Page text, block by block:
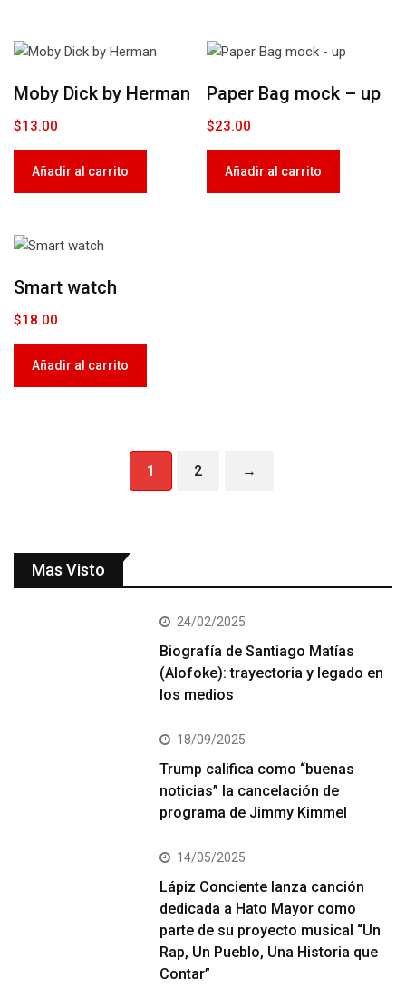
Moby Dick by Herman
$13.00
Añadir al carrito
Paper Bag mock – up
$23.00
Añadir al carrito
Smart watch
$18.00
Añadir al carrito
1 2 →
Mas Visto
24/02/2025
Biografía de Santiago Matías
(Alofoke): trayectoria y legado en
los medios
18/09/2025
Trump califica como “buenas
noticias” la cancelación de
programa de Jimmy Kimmel
14/05/2025
Lápiz Conciente lanza canción
dedicada a Hato Mayor como
parte de su proyecto musical “Un
Rap, Un Pueblo, Una Historia que
Contar”